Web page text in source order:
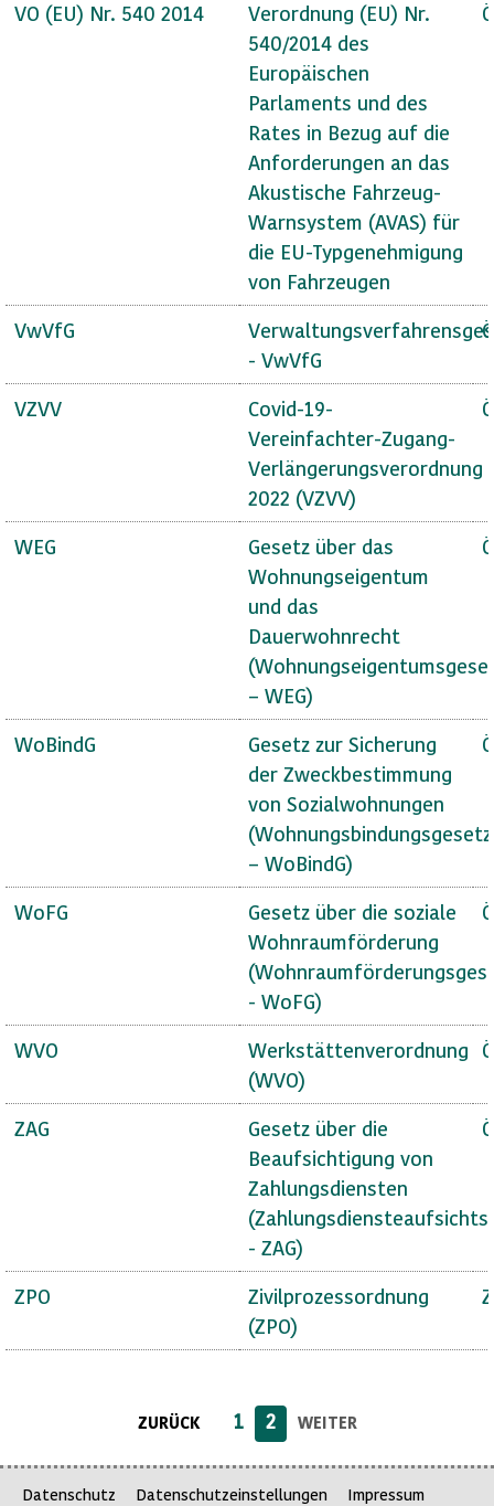
VO (EU) Nr. 540 2014
Verordnung (EU) Nr.
540/2014 des
Europäischen
Parlaments und des
Rates in Bezug auf die
Anforderungen an das
Akustische Fahrzeug-
Warnsystem (AVAS) für
die EU-Typgenehmigung
von Fahrzeugen
VwVfG
- VwVfG
VZVV
Covid-19-
Vereinfachter-Zugang-
Verlängerungsverordnung
2022 (VZVV)
WEG
Gesetz über das
Wohnungseigentum
und das
Dauerwohnrecht
– WEG)
WoBindG
Gesetz zur Sicherung
der Zweckbestimmung
von Sozialwohnungen
(Wohnungsbindungsgesetz
– WoBindG)
WoFG
Gesetz über die soziale
Wohnraumförderung
- WoFG)
WVO
Werkstättenverordnung
(WVO)
ZAG
Gesetz über die
Beaufsichtigung von
Zahlungsdiensten
- ZAG)
ZPO
Zivilprozessordnung
(ZPO)
ZURÜCK 1 2 WEITER
Datenschutz Datenschutzeinstellungen Impressum